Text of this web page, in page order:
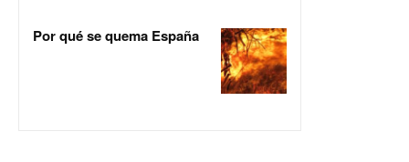
Por qué se quema España